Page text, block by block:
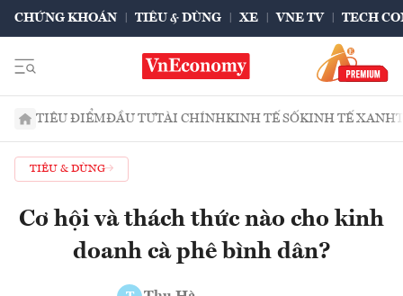
CHỨNG KHOÁN TIÊU & DÙNG XE VNE TV TECH
TIÊU ĐIỂMĐẦU TƯTÀI CHÍNHKINH TẾ SỐKINH TẾ XANH
TIÊU & DÙNG
Cơ hội và thách thức nào cho kinh
doanh cà phê bình dân?